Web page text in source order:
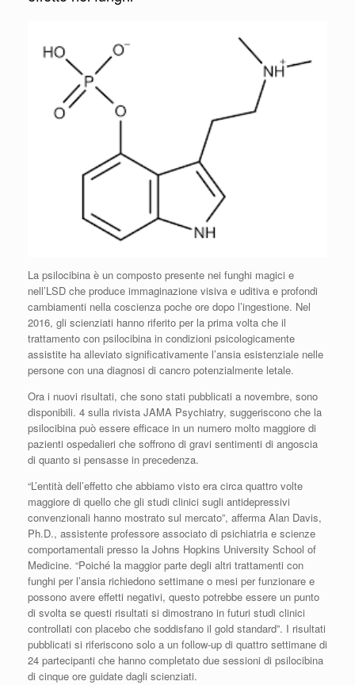
La psilocibina è un composto presente nei funghi magici e
nell’LSD che produce immaginazione visiva e uditiva e profondi
cambiamenti nella coscienza poche ore dopo l’ingestione. Nel
2016, gli scienziati hanno riferito per la prima volta che il
trattamento con psilocibina in condizioni psicologicamente
assistite ha alleviato significativamente l’ansia esistenziale nelle
persone con una diagnosi di cancro potenzialmente letale.
Ora i nuovi risultati, che sono stati pubblicati a novembre, sono
disponibili. 4 sulla rivista JAMA Psychiatry, suggeriscono che la
psilocibina può essere efficace in un numero molto maggiore di
pazienti ospedalieri che soffrono di gravi sentimenti di angoscia
di quanto si pensasse in precedenza.
“L’entità dell’effetto che abbiamo visto era circa quattro volte
maggiore di quello che gli studi clinici sugli antidepressivi
convenzionali hanno mostrato sul mercato”, afferma Alan Davis,
Ph.D., assistente professore associato di psichiatria e scienze
comportamentali presso la Johns Hopkins University School of
Medicine. “Poiché la maggior parte degli altri trattamenti con
funghi per l’ansia richiedono settimane o mesi per funzionare e
possono avere effetti negativi, questo potrebbe essere un punto
di svolta se questi risultati si dimostrano in futuri studi clinici
controllati con placebo che soddisfano il gold standard”. I risultati
pubblicati si riferiscono solo a un follow-up di quattro settimane di
24 partecipanti che hanno completato due sessioni di psilocibina
di cinque ore guidate dagli scienziati.